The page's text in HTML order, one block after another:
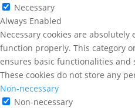
Necessary
Always Enabled
Necessary cookies are
function properly. This category
ensures basic functionalities
These cookies do not store any
Non-necessary
Non-necessary